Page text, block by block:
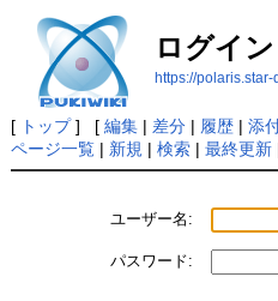
ログイン
https://
[ トップ] [ 編集| 差分| 履歴| 添
ページ一覧| 新規 | 検索| 最終更新
ユーザー名:
パスワード: